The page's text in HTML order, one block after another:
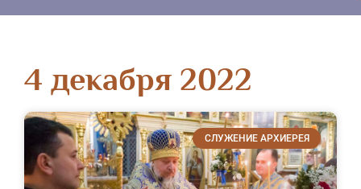
4 декабря 2022
СЛУЖЕНИЕ АРХИЕРЕЯ